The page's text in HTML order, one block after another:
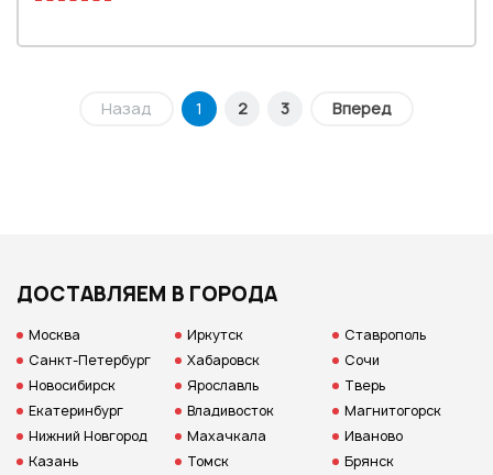
Назад 1 2 3 Вперед
ДОСТАВЛЯЕМ В ГОРОДА
Москва
Санкт-Петербург
Новосибирск
Екатеринбург
Нижний Новгород
Казань
Иркутск
Хабаровск
Ярославль
Владивосток
Махачкала
Томск
Ставрополь
Сочи
Тверь
Магнитогорск
Иваново
Брянск